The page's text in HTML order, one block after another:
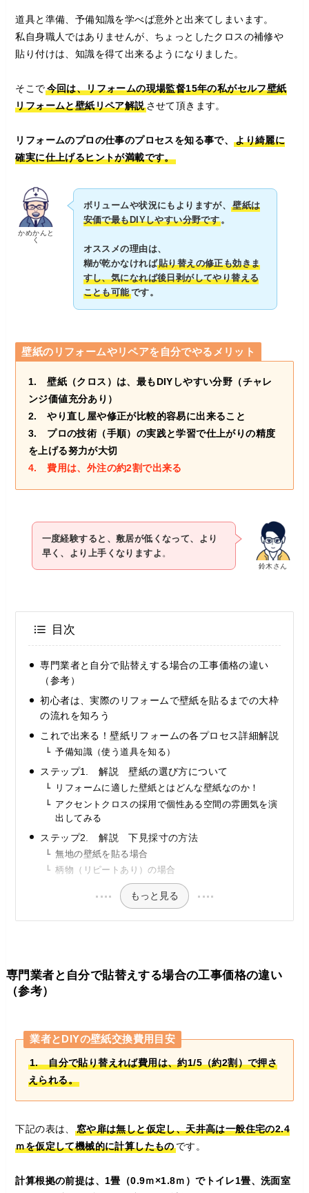
道具と準備、予備知識を学べば意外と出来てしまいます。
私自身職人ではありませんが、ちょっとしたクロスの補修や
貼り付けは、知識を得て出来るようになりました。
そこで今回は、リフォームの現場監督15年の私がセルフ壁紙
リフォームと壁紙リペア解説させて頂きます。
リフォームのプロの仕事のプロセスを知る事で、より綺麗に
確実に仕上げるヒントが満載です。
かめかんと
く
ボリュームや状況にもよりますが、壁紙は
安価で最もDIYしやすい分野です。
オススメの理由は、
糊が乾かなければ貼り替えの修正も効きま
すし、気になれば後日剥がしてやり替える
ことも可能です。
壁紙のリフォームやリペアを自分でやるメリット
1. 壁紙（クロス）は、最もDIYしやすい分野（チャレ
ンジ価値充分あり）
2. やり直し屋や修正が比較的容易に出来ること
3. プロの技術（手順）の実践と学習で仕上がりの精度
を上げる努力が大切
4. 費用は、外注の約2割で出来る
鈴木さん
一度経験すると、敷居が低くなって、より
早く、より上手くなりますよ 。
目次
専門業者と自分で貼替えする場合の工事価格の違い
（参考）
初心者は、実際のリフォームで壁紙を貼るまでの大枠
の流れを知ろう
これで出来る！壁紙リフォームの各プロセス詳細解説
予備知識（使う道具を知る）
ステップ1. 解説 壁紙の選び方について
リフォームに適した壁紙とはどんな壁紙なのか！
アクセントクロスの採用で個性ある空間の雰囲気を演
出してみる
ステップ2. 解説 下見採寸の方法
無地の壁紙を貼る場合
柄物（リピートあり）の場合
もっと見る
専門業者と自分で貼替えする場合の工事価格の違い
（参考）
業者とDIYの壁紙交換費用目安
1. 自分で貼り替えれば費用は、約1/5（約2割）で押さ
えられる。
下記の表は、
窓や扉は無しと仮定し、天井高は一般住宅の2.4
ｍを仮定して機械的に計算したものです。
計算根拠の前提は、1畳（0.9ｍ×1.8ｍ）でトイレ1畳、洗面室